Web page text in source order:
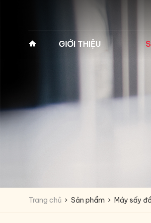
GIỚI THIỆU
Vì sao chọn chúng
Máy giặt công nghiệp
IPSO
Máy giặt vắt tốc độ cao
Trang chủ Sản phẩm Máy sấy